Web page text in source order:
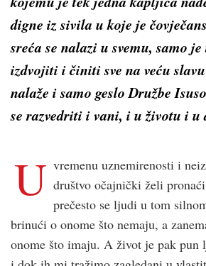
digne iz sivila u koje je
sreća se nalazi u svemu, samo
izdvojiti i činiti sve na veću
nalaže i samo geslo Družbe
se razvedriti i vani, i u životu i u
U vremenu uznemirenosti i
društvo očajnički želi
prečesto se ljudi u tom
brinući o onome što nemaju, a
onome što imaju. A život je pak pun